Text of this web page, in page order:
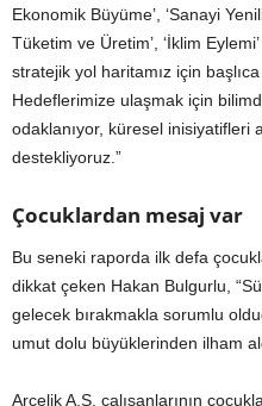
Ekonomik Büyüme’, ‘Sanayi
Tüketim ve Üretim’, ‘İklim
stratejik yol haritamız için
Hedeflerimize ulaşmak için
odaklanıyor, küresel inisiyatifleri
destekliyoruz.”
Çocuklardan mesaj var
Bu seneki raporda ilk defa
dikkat çeken Hakan Bulgurlu,
gelecek bırakmakla sorumlu
umut dolu büyüklerinden ilham
Arçelik A.Ş. çalışanlarının